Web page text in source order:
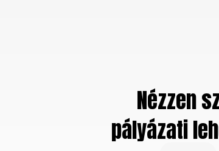
Nézzen
pályázati